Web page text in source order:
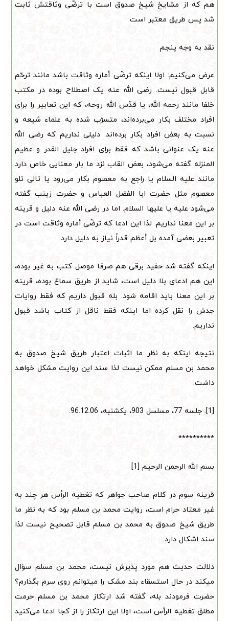
هم که از مشایخ شیخ صدوق است با ترضّی وثاقتش ثابت
شد پس طریق معتبر است.
نقد به وجه پنجم
عرض می‌کنیم: اولا اینکه ترضّی أماره وثاقت باشد مانند ترحّم
قابل قبول نیست. رضی الله عنه یک اصطلاح بوده در مکتب
خلفا مانند رحمه الله، یا قدّس الله روحه، که این تعابیر را برای
افراد مختلف بکار می‌برده‌اند، متسرّب شده به علماء شیعه و
نسبت به بعض افراد بکار برده‌اند. دلیلی نداریم که رضی الله
عنه یک عنوانی باشد که فقط برای افراد جلیل القدر و عظیم
المنزله گفته می‌شود، بعض القاب نزد ما بار معنایی خاص دارد
مانند علیه السلام یا راجع به معصوم بکار می‌رود یا تالی تلو
معصوم مثل حضرت ابا الفضل العباس و حضرت زینب گفته
می‌شود علیه یا علیها السلام. اما در رضی الله عنه دلیل و قرینه
بر این معنا نداریم. لذا این ادعا که ترضّی أماره وثاقت است در
تعبیر بعضی آمده بل أعظم قدراً نیاز به دلیل دارد.
اینکه گفته شد حفید برقی هم صرفا موصل کتب به غیر بوده،
این هم ادعای بلا دلیل است، شاید از طریق سماع بوده، قرینه
بر این معنا باید اقامه شود. بله قبول داریم که فقط روایات
جدش را نقل کرده اما اینکه فقط ناقل از کتاب باشد قبول
نداریم.
نتیجه اینکه به نظر ما اثبات اعتبار طریق شیخ صدوق به
محمد بن مسلم ممکن نیست لذا سند این روایت مشکل خواهد
داشت.
[1]. جلسه 77، مسلسل 903، یکشنبه، 96.12.06.
**********
بسم الله الرحمن الرحیم [1]
قرینه سوم در کلام صاحب جواهر که تغطیه الرأس هر چند به
غیر معتاد حرام است، روایت محمد بن مسلم بود که به نظر ما
طریق شیخ صدوق به محمد بن مسلم قابل تصحیح نیست لذا
سند اشکال دارد.
دلالت حدیث هم مورد پذیرش نیست، محمد بن مسلم سؤال
میکند در حال استسقاء بند مشک را میتوانم روی سرم بگذارم؟
حضرت فرمودند بله، گفته شد ارتکاز محمد بن مسلم حرمت
مطلق تغطیه الرأس است، اولا این ارتکاز را از کجا ادعا می‌کنید